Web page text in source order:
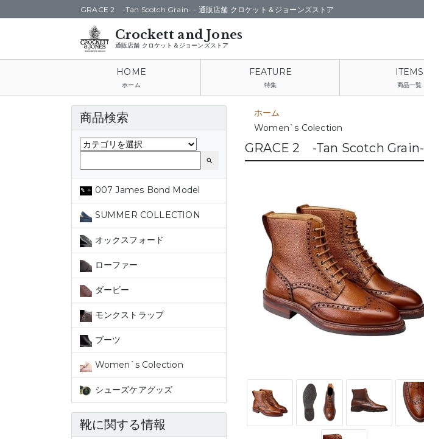
通販店舗 クロケット＆ジョーンズストア
GRACE 2 -Tan Scotch Grain- - 通販店舗 クロケット＆ジョーンズストア
ホーム 特集 商品一覧
ホーム
Women`s Colection
GRACE 2 -Tan Scotch Grain-
商品検索
search
007 James Bond Model
SUMMER COLLECTION
オックスフォード
ローファー
ダービー
モンクストラップ
ブーツ
Women`s Colection
シューズケアグッズ
靴に関する情報